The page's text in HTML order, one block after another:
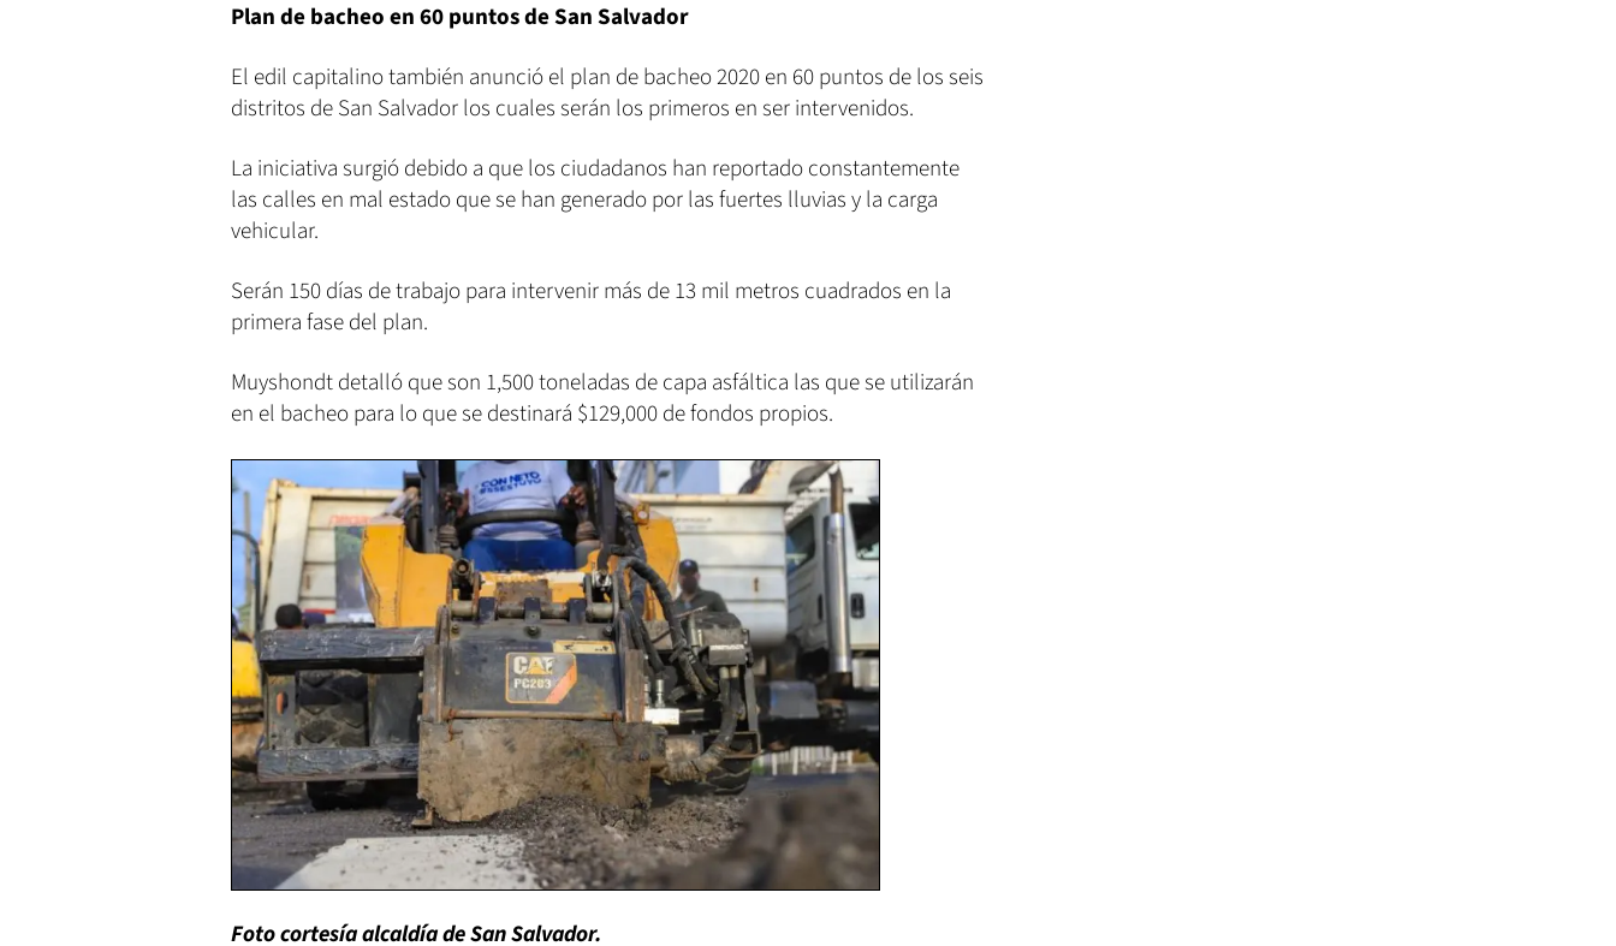
Plan de bacheo en 60 puntos de San Salvador
El edil capitalino también anunció el plan de bacheo 2020 en 60 puntos de los seis
distritos de San Salvador los cuales serán los primeros en ser intervenidos.
La iniciativa surgió debido a que los ciudadanos han reportado constantemente
las calles en mal estado que se han generado por las fuertes lluvias y la carga
vehicular.
Serán 150 días de trabajo para intervenir más de 13 mil metros cuadrados en la
primera fase del plan.
Muyshondt detalló que son 1,500 toneladas de capa asfáltica las que se utilizarán
en el bacheo para lo que se destinará $129,000 de fondos propios.
Foto cortesía alcaldía de San Salvador.